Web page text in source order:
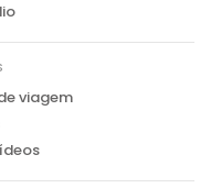
viagem